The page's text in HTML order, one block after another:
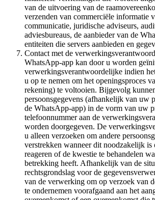
van de uitvoering van de
verzenden van commerciële informatie
communicatie, juridische adviseurs,
adviesbureaus, de aanbieder van de
entiteiten die servers aanbieden en
Contact met de
WhatsApp-app kan door u worden
verwerkingsverantwoordelijke indien
u op te nemen om het openingsproces
rekening) te voltooien. Bijgevolg
persoonsgegevens (afhankelijk van uw
de WhatsApp-app) in de vorm van uw
telefoonnummer aan de
worden doorgegeven. De
u alleen verzoeken om andere
verstrekken wanneer dit noodzakelijk is
reageren of de kwestie te behandelen
betrekking heeft. Afhankelijk van de
rechtsgrondslag voor de
van de verwerking om op verzoek van
te ondernemen voorafgaand aan het